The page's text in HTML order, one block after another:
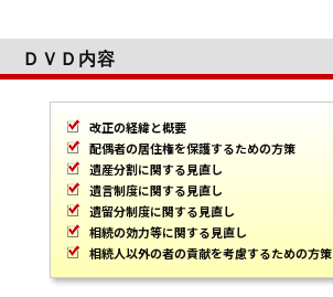
ＤＶＤ内容
改正の経緯と概要
配偶者の居住権を保護するための方策
遺産分割に関する見直し
遺言制度に関する見直し
遺留分制度に関する見直し
相続の効力等に関する見直し
相続人以外の者の貢献を考慮するための方策